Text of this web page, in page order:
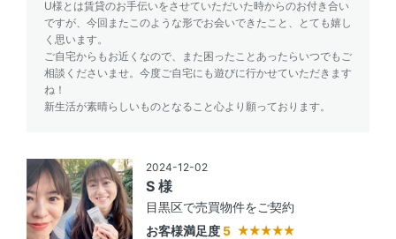
U様とは賃貸のお手伝いをさせていただいた時からのお付き合い
ですが、今回またこのような形でお会いできたこと、とても嬉し
く思います。
ご自宅からもお近くなので、また困ったことあったらいつでもご
相談くださいませ。今度ご自宅にも遊びに行かせていただきます
ね！
新生活が素晴らしいものとなること心より願っております。
2024-12-02
S 様
目黒区で売買物件をご契約
お客様満足度 5